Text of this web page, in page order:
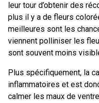
leur tour d’obtenir des
plus il y a de fleurs
meilleures sont les
viennent polliniser les
sont souvent moins
Plus spécifiquement, la
inflammatoires et est
calmer les maux de